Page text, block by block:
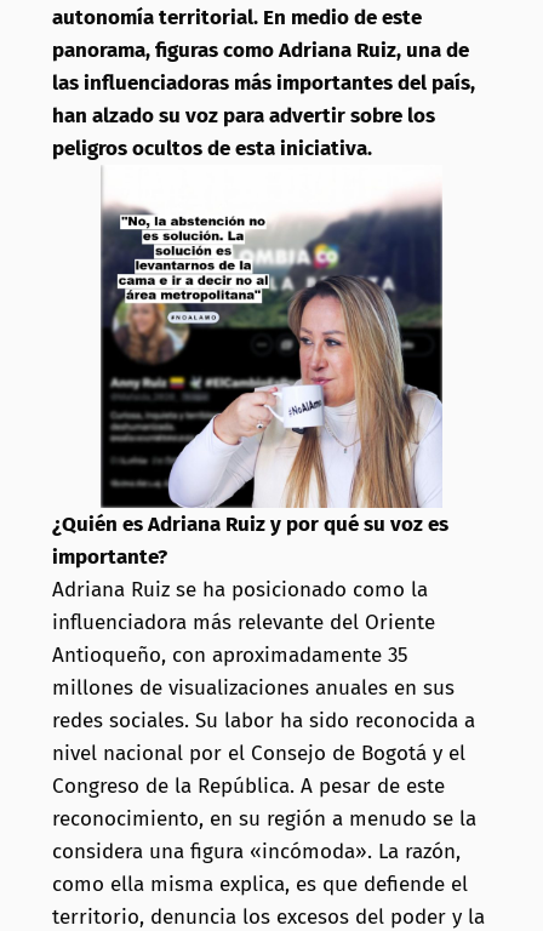
autonomía territorial. En medio de este
panorama, figuras como Adriana Ruiz, una de
las influenciadoras más importantes del país,
han alzado su voz para advertir sobre los
peligros ocultos de esta iniciativa.
¿Quién es Adriana Ruiz y por qué su voz es
importante?
Adriana Ruiz se ha posicionado como la
influenciadora más relevante del Oriente
Antioqueño, con aproximadamente 35
millones de visualizaciones anuales en sus
redes sociales. Su labor ha sido reconocida a
nivel nacional por el Consejo de Bogotá y el
Congreso de la República. A pesar de este
reconocimiento, en su región a menudo se la
considera una figura «incómoda». La razón,
como ella misma explica, es que defiende el
territorio, denuncia los excesos del poder y la